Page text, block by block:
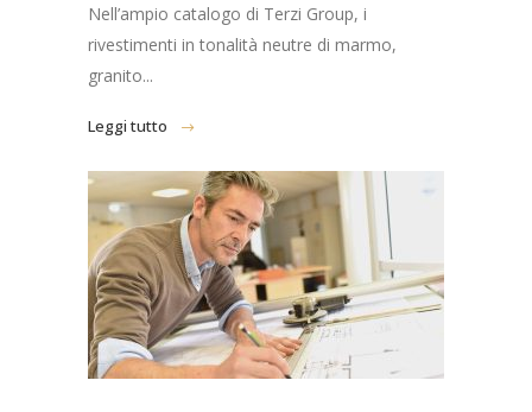
Nell’ampio catalogo di Terzi Group, i
rivestimenti in tonalità neutre di marmo,
granito...
Leggi tutto